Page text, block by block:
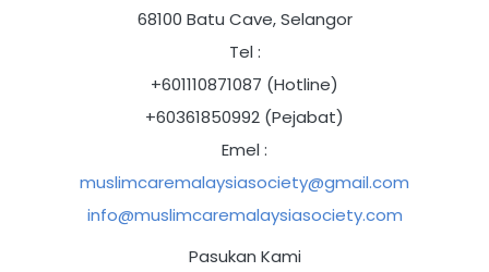
68100 Batu Cave, Selangor
Tel :
+601110871087 (Hotline)
+60361850992 (Pejabat)
Emel :
muslimcaremalaysiasociety@gmail.com
info@muslimcaremalaysiasociety.com
Pasukan Kami